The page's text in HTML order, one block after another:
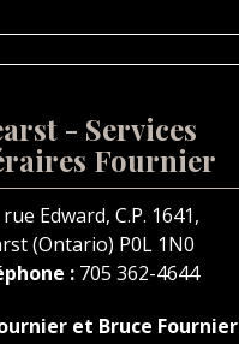
- Services
Fournier
Edward, C.P. 1641,
(Ontario) P0L 1N0
: 705 362-4644
et Bruce Fournier